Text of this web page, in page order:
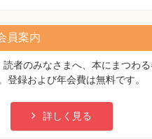
ント】
数に第3引数の最大要素数（何
定。0や-1を指定すると、「要素
とインデックスを出力するため、
員案内
者のみなさまへ、本にまつわ
登録および年会費は無料です。
詳しく見る